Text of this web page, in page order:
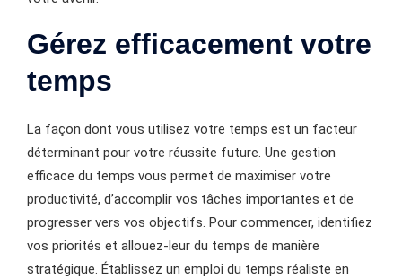
Gérez efficacement votre
temps
La façon dont vous utilisez votre temps est un facteur
déterminant pour votre réussite future. Une gestion
efficace du temps vous permet de maximiser votre
productivité, d’accomplir vos tâches importantes et de
progresser vers vos objectifs. Pour commencer, identifiez
vos priorités et allouez-leur du temps de manière
stratégique. Établissez un emploi du temps réaliste en